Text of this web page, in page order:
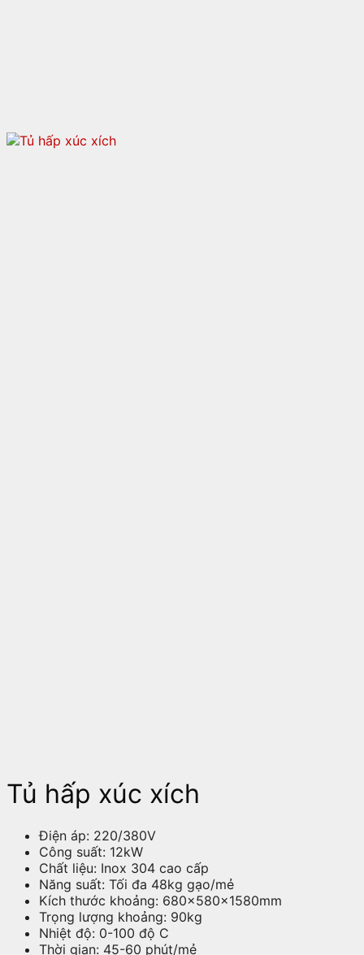
Tủ hấp xúc xích
Điện áp: 220/380V
Công suất: 12kW
Chất liệu: Inox 304 cao cấp
Năng suất: Tối đa 48kg gạo/mẻ
Kích thước khoảng: 680x580x1580mm
Trọng lượng khoảng: 90kg
Nhiệt độ: 0-100 độ C
Thời gian: 45-60 phút/mẻ